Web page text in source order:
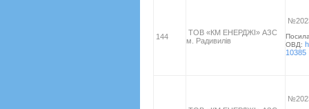
144
ТОВ «КМ ЕНЕРДЖІ» АЗС
м. Радивилів
ОВД:
10385